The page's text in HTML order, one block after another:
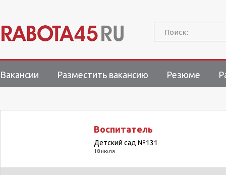
Поиск:
Вакансии Разместить вакансию Резюме
Воспитатель
Детский сад №131
18 июля